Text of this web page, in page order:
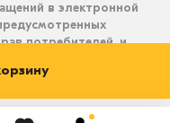
в электронной
потребителей, и
kraska.by и
Telegram).